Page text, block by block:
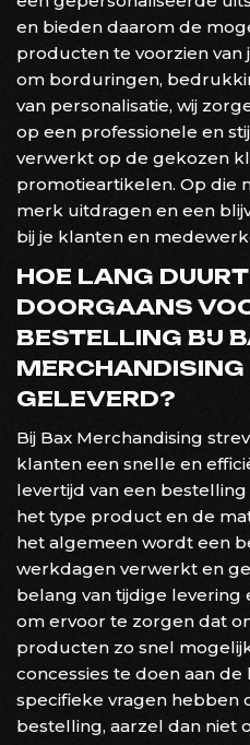
en bieden daarom de
producten te voorzien van
om borduringen,
van personalisatie, wij
op een professionele en
verwerkt op de gekozen
promotieartikelen. Op die
merk uitdragen en een
bij je klanten en
HOE LANG
DOORGAANS
BESTELLING BIJ
GELEVERD?
Bij Bax Merchandising
klanten een snelle en
levertijd van een
het type product en de
het algemeen wordt een
werkdagen verwerkt en
belang van tijdige
om ervoor te zorgen dat
producten zo snel
concessies te doen aan de
specifieke vragen hebben
bestelling, aarzel dan niet